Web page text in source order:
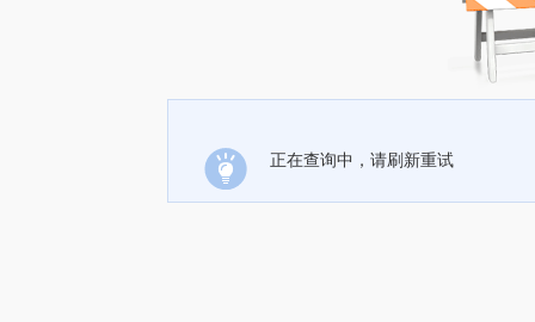
正在查询中，请刷新重试